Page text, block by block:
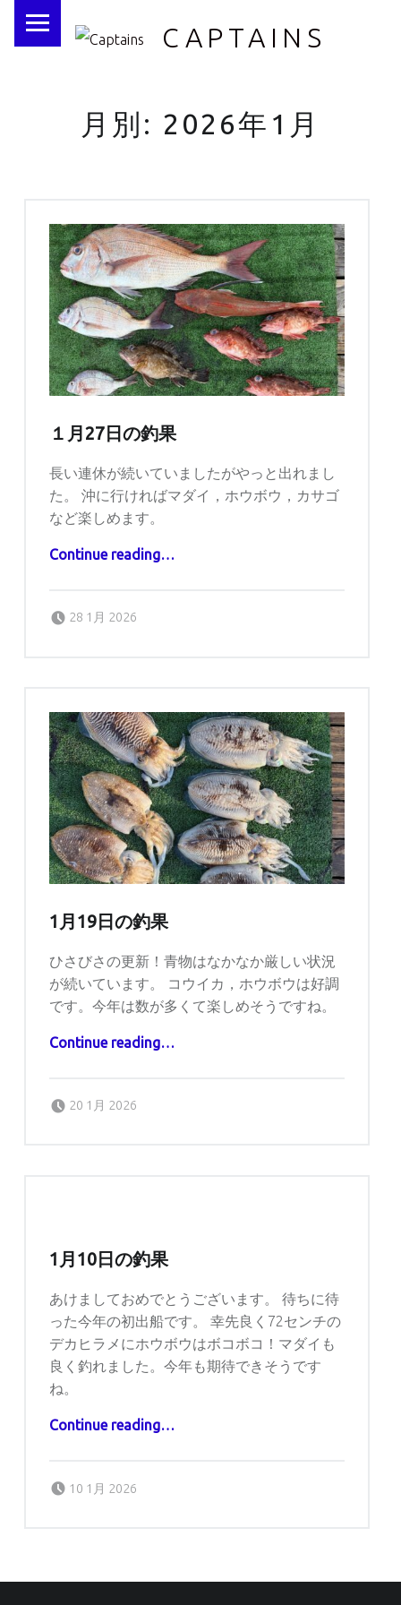
CAPTAINS
月別: 2026年1月
１月27日の釣果
長い連休が続いていましたがやっと出れまし
た。 沖に行ければマダイ，ホウボウ，カサゴ
など楽しめます。
Continue reading“１月27日の釣果”
…
28 1月 2026
1月19日の釣果
ひさびさの更新！青物はなかなか厳しい状況
が続いています。 コウイカ，ホウボウは好調
です。今年は数が多くて楽しめそうですね。
Continue reading“1月19日の釣果”
…
20 1月 2026
1月10日の釣果
あけましておめでとうございます。 待ちに待
った今年の初出船です。 幸先良く72センチの
デカヒラメにホウボウはボコボコ！マダイも
良く釣れました。今年も期待できそうです
ね。
Continue reading“1月10日の釣果”
…
10 1月 2026